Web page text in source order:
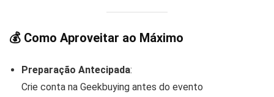
💰 Como Aproveitar ao Máximo
Preparação Antecipada:
Crie conta na Geekbuying antes do evento